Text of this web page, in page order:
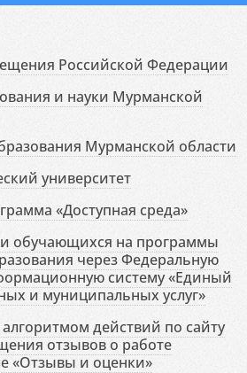
Российской Федерации
и науки Мурманской
Мурманской области
университет
«Доступная среда»
обучающихся на программы
через Федеральную
систему «Единый
и муниципальных услуг»
действий по сайту
отзывов о работе
«Отзывы и оценки»